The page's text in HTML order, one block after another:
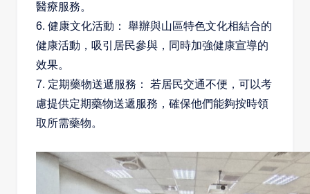
醫療服務。
6. 健康文化活動： 舉辦與山區特色文化相結合的
健康活動，吸引居民參與，同時加強健康宣導的
效果。
7. 定期藥物送遞服務： 若居民交通不便，可以考
慮提供定期藥物送遞服務，確保他們能夠按時領
取所需藥物。